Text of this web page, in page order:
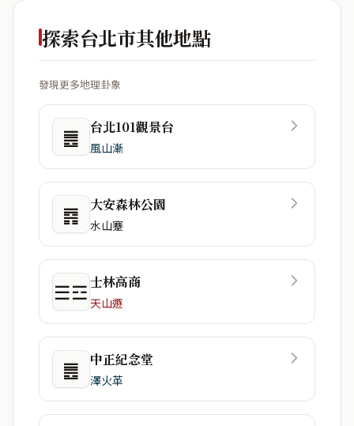
探索台北市其他地點
發現更多地理卦象
䷌ 台北101觀景台
風山漸
䷴ 大安森林公園
水山蹇
☰☲士林高商
天山遯
䷌ 中正紀念堂
澤火革